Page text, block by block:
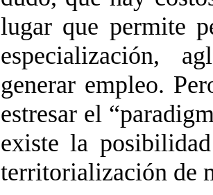
lugar que permite
especialización,
generar empleo.
estresar el
existe la
territorialización de